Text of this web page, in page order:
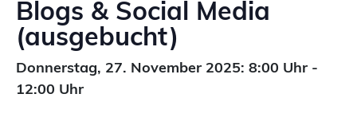
Blogs & Social Media
(ausgebucht)
Donnerstag, 27. November 2025: 8:00 Uhr -
12:00 Uhr